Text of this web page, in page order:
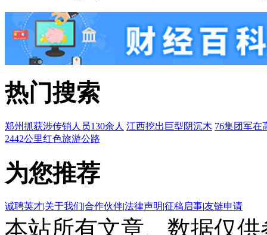
热门搜索
郑州抓获涉传销人员130余人 江西挖出巨型阴沉木 76集团军在
2442公里红色旅游公路
为您推荐
诚聘英才|关于我们|合作伙伴|法律声明|征稿启事|友链申请
本站所有文章、数据仅